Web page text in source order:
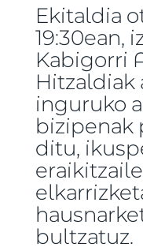
Ekitaldia
19:30ean,
Kabigorri
Hitzaldiak
inguruko
bizipenak
ditu,
bultzatuz.